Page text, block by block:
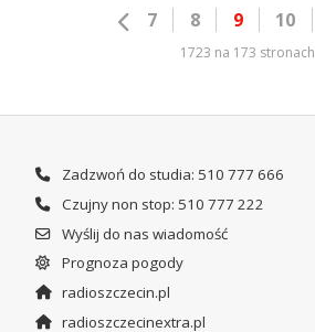
7 8 9 10
1723 na 173 stronach
Zadzwoń do studia: 510 777 666
Czujny non stop: 510 777 222
Wyślij do nas wiadomość
Prognoza pogody
radioszczecin.pl
radioszczecinextra.pl